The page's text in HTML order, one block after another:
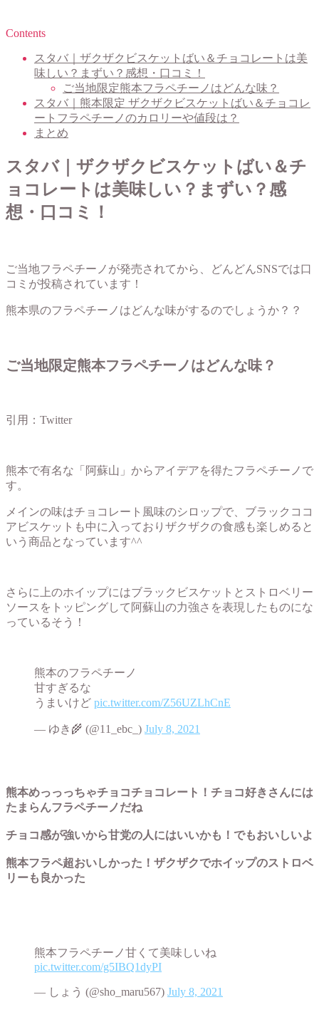
Contents
スタバ｜ザクザクビスケットばい＆チョコレートは美
味しい？まずい？感想・口コミ！
ご当地限定熊本フラペチーノはどんな味？
スタバ｜熊本限定 ザクザクビスケットばい＆チョコレ
ートフラペチーノのカロリーや値段は？
まとめ
スタバ｜ザクザクビスケットばい＆チ
ョコレートは美味しい？まずい？感
想・口コミ！
ご当地フラペチーノが発売されてから、どんどんSNSでは口
コミが投稿されています！
熊本県のフラペチーノはどんな味がするのでしょうか？？
ご当地限定熊本フラペチーノはどんな味？
引用：Twitter
熊本で有名な「阿蘇山」からアイデアを得たフラペチーノで
す。
メインの味はチョコレート風味のシロップで、ブラックココ
アビスケットも中に入っておりザクザクの食感も楽しめると
いう商品となっています^^
さらに上のホイップにはブラックビスケットとストロベリー
ソースをトッピングして阿蘇山の力強さを表現したものにな
っているそう！
熊本のフラペチーノ
甘すぎるな
うまいけど pic.twitter.com/Z56UZLhCnE
— ゆき🌾 (@11_ebc_) July 8, 2021
熊本めっっっちゃチョコチョコレート！チョコ好きさんには
たまらんフラペチーノだね
チョコ感が強いから甘党の人にはいいかも！でもおいしいよ
熊本フラペ超おいしかった！ザクザクでホイップのストロベ
リーも良かった
熊本フラペチーノ甘くて美味しいね
pic.twitter.com/g5IBQ1dyPI
— しょう (@sho_maru567) July 8, 2021